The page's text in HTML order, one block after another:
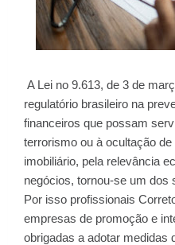
A Lei no 9.613, de 3 de
regulatório brasileiro na
financeiros que possam
terrorismo ou à ocultação
imobiliário, pela relevância
negócios, tornou-se um dos
Por isso profissionais
empresas de promoção e
obrigadas a adotar medidas